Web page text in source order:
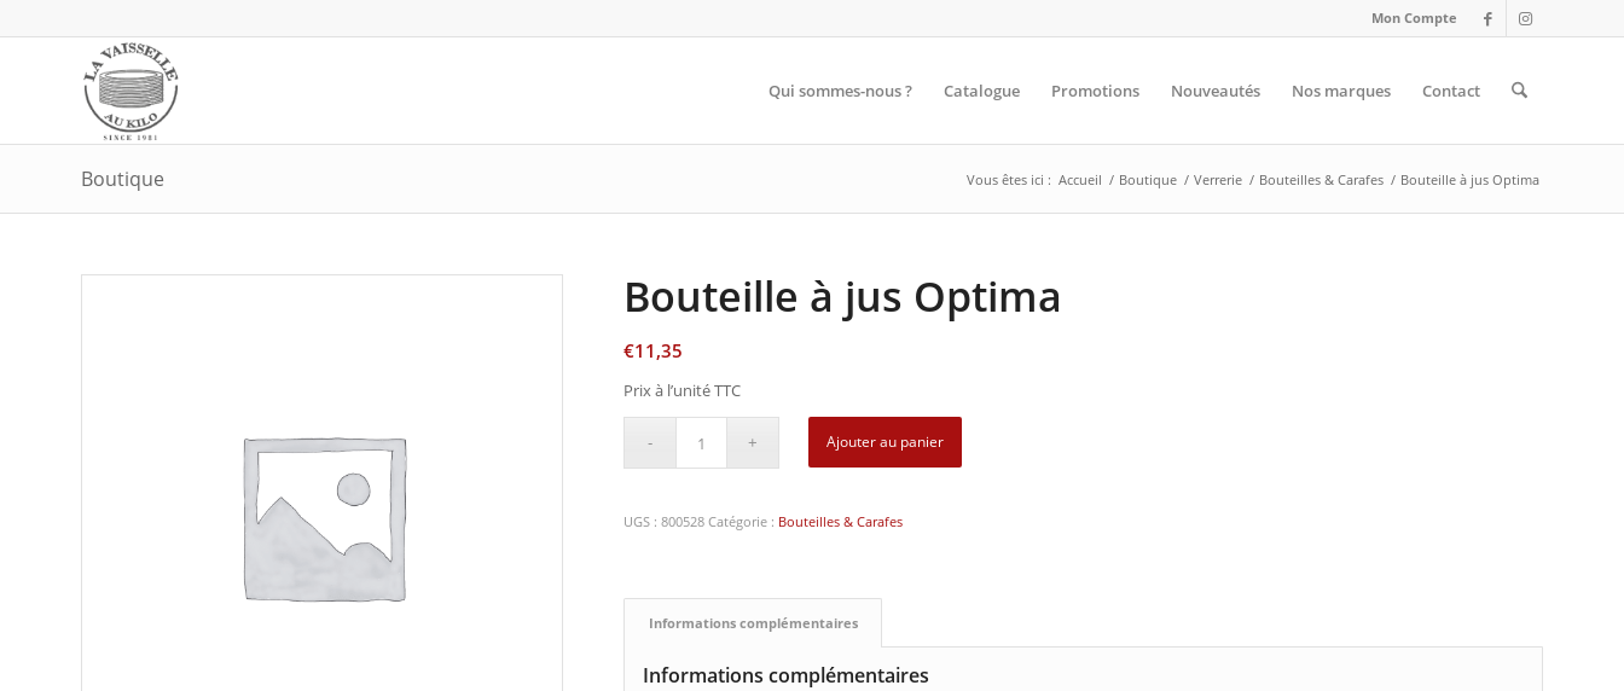
Mon Compte
Qui sommes-nous ? Catalogue Promotions Nouveautés Nos marques Contact
Boutique Vous êtes ici : Accueil / Boutique / Verrerie / Bouteilles & Carafes / Bouteille à jus Optima
Bouteille à jus Optima
€11,35
Prix à l’unité TTC
Ajouter au panier
UGS :800528 Catégorie : Bouteilles & Carafes
Informations complémentaires
Informations complémentaires